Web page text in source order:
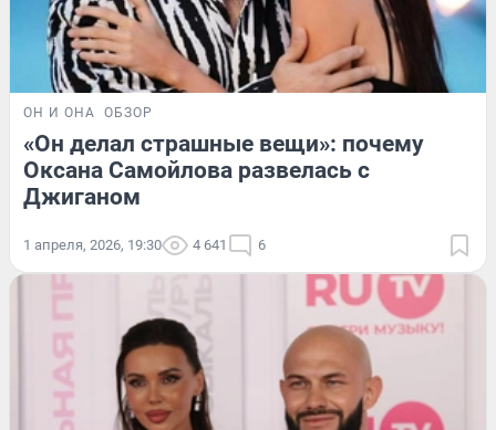
ОН И ОНА ОБЗОР
«Он делал страшные вещи»: почему
Оксана Самойлова развелась с
Джиганом
1 апреля, 2026, 19:30 4 641 6